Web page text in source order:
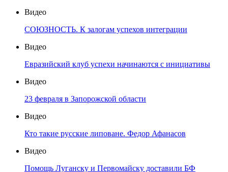
Видео
СОЮЗНОСТЬ. К залогам успехов интеграции
Видео
Евразийский клуб успехи начинаются с инициативы
Видео
23 февраля в Запорожской области
Видео
Кто такие русские липоване. Федор Афанасов
Видео
Помощь Луганску и Первомайску доставили БФ